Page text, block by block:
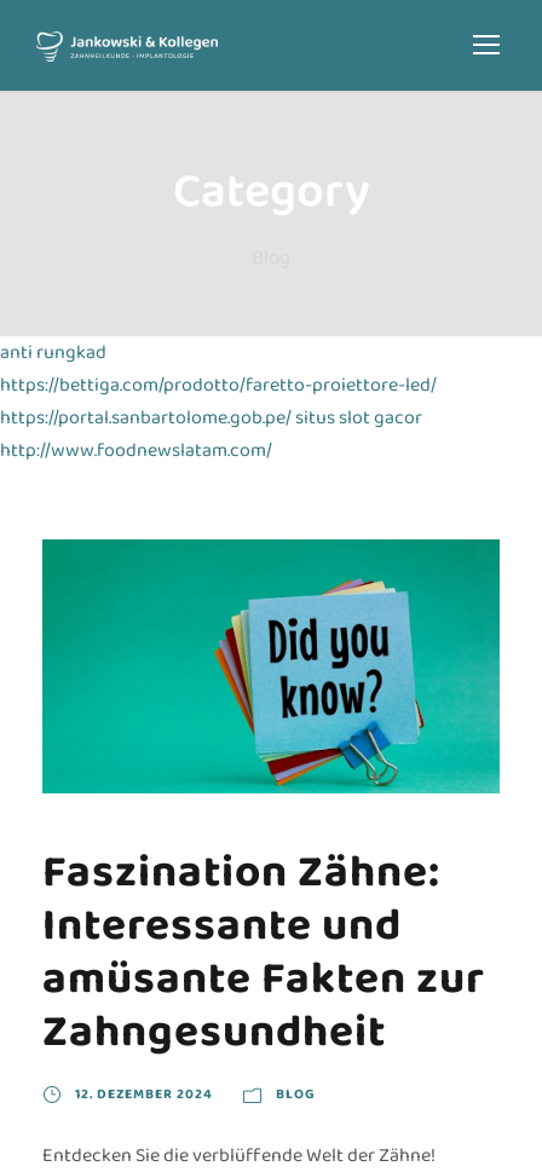
Category
anti rungkad
https://bettiga.com/prodotto/faretto-proiettore-led/
https://portal.sanbartolome.gob.pe/situs slot gacor
http://www.foodnewslatam.com/
Faszination Zähne:
Interessante und
amüsante Fakten zur
Zahngesundheit
12. DEZEMBER 2024 BLOG
Entdecken Sie die verblüffende Welt der Zähne!